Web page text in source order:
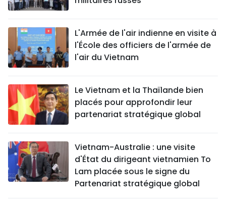
L'Armée de l'air indienne en visite à
l'École des officiers de l'armée de
l'air du Vietnam
Le Vietnam et la Thaïlande bien
placés pour approfondir leur
partenariat stratégique global
Vietnam-Australie : une visite
d'État du dirigeant vietnamien To
Lam placée sous le signe du
Partenariat stratégique global